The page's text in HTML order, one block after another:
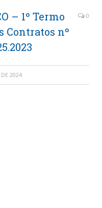
– 1º Termo
Contratos nº
0
2024